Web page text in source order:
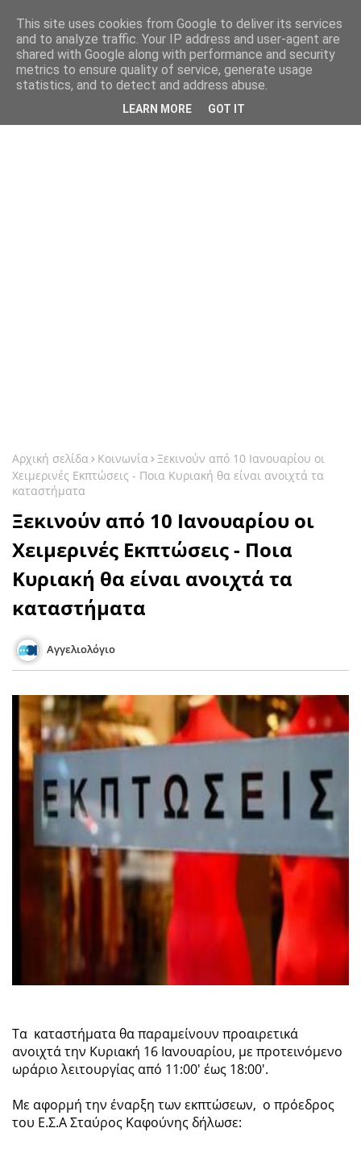
Αρχική σελίδα Κοινωνία Ξεκινούν από 10 Ιανουαρίου οι
Χειμερινές Εκπτώσεις - Ποια Κυριακή θα είναι ανοιχτά τα
καταστήματα
Ξεκινούν από 10 Ιανουαρίου οι
Χειμερινές Εκπτώσεις - Ποια
Κυριακή θα είναι ανοιχτά τα
καταστήματα
Αγγελιολόγιο
Τα καταστήματα θα παραμείνουν προαιρετικά
ανοιχτά την Κυριακή 16 Ιανουαρίου, με προτεινόμενο
ωράριο λειτουργίας από 11:00' έως 18:00'.
Με αφορμή την έναρξη των εκπτώσεων, ο πρόεδρος
του Ε.Σ.Α Σταύρος Καφούνης δήλωσε:
This site uses cookies from Google to deliver its services
and to analyze traffic. Your IP address and user-agent are
shared with Google along with performance and security
metrics to ensure quality of service, generate usage
statistics, and to detect and address abuse.
LEARN MORE GOT IT